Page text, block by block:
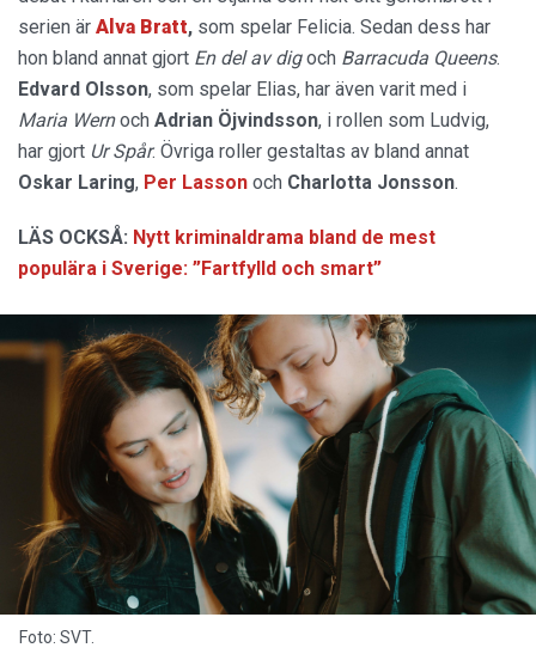
serien är Alva Bratt, som spelar Felicia. Sedan dess har
hon bland annat gjort En del av digoch Barracuda Queens.
Edvard Olsson, som spelar Elias, har även varit med i
Maria Wernoch Adrian Öjvindsson, i rollen som Ludvig,
har gjort Ur Spår. Övriga roller gestaltas av bland annat
Oskar Laring, Per Lasson och Charlotta Jonsson.
LÄS OCKSÅ: Nytt kriminaldrama bland de mest
populära i Sverige: ”Fartfylld och smart”
Foto: SVT.